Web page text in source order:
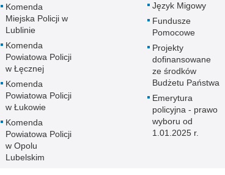
Komenda
Miejska Policji w
Lublinie
Komenda
Powiatowa Policji
w Łęcznej
Komenda
Powiatowa Policji
w Łukowie
Komenda
Powiatowa Policji
w Opolu
Lubelskim
Język Migowy
Fundusze
Pomocowe
Projekty
dofinansowane
ze środków
Budżetu Państwa
Emerytura
policyjna - prawo
wyboru od
1.01.2025 r.